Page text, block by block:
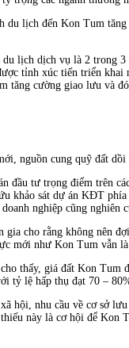
du lịch đến Kon Tum
lịch dịch vụ là 2 trong
tỉnh xúc tiến triển
tăng cường giao lưu và
nguồn cung quỹ đất
đầu tư trọng điểm trên
khảo sát dự án KĐT
nghiệp cũng
cho rằng không nên
mới như Kon Tum vẫn
thấy, giá đất Kon
tỷ lệ hấp thụ đạt 70 –
hội, nhu cầu về cơ sở
này là cơ hội để Kon